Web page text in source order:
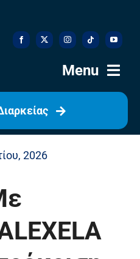
Menu
Αρχική
Ιστορία
Η Ομάδα
Η Διοίκηση
2026